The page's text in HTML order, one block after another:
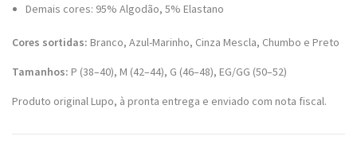
Demais cores: 95% Algodão, 5% Elastano
Cores sortidas: Branco, Azul-Marinho, Cinza Mescla, Chumbo e Preto
Tamanhos: P (38–40), M (42–44), G (46–48), EG/GG (50–52)
Produto original Lupo, à pronta entrega e enviado com nota fiscal.